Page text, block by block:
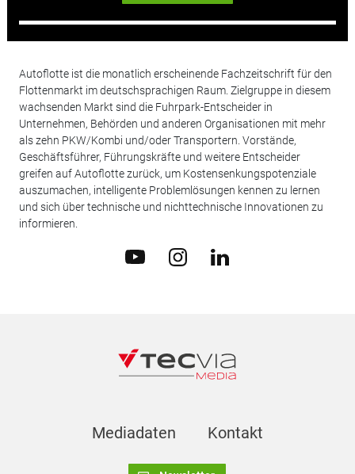
Autoflotte ist die monatlich erscheinende Fachzeitschrift für den
Flottenmarkt im deutschsprachigen Raum. Zielgruppe in diesem
wachsenden Markt sind die Fuhrpark-Entscheider in
Unternehmen, Behörden und anderen Organisationen mit mehr
als zehn PKW/Kombi und/oder Transportern. Vorstände,
Geschäftsführer, Führungskräfte und weitere Entscheider
greifen auf Autoflotte zurück, um Kostensenkungspotenziale
auszumachen, intelligente Problemlösungen kennen zu lernen
und sich über technische und nichttechnische Innovationen zu
informieren.
Mediadaten Kontakt